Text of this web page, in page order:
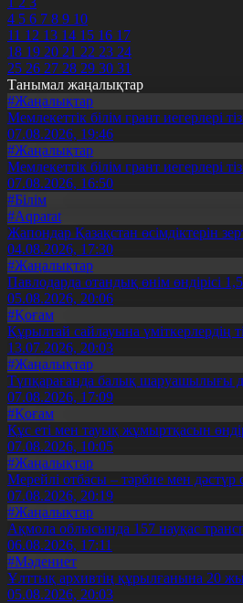
4 5 6 7 8 9 10
11 12 13 14 15 16 17
18 19 20 21 22 23 24
25 26 27 28 29 30 31
Танымал жаңалықтар
#Жаңалықтар
Мемлекеттік білім грант иегерлері
07.08.2026, 19:46
#Жаңалықтар
Мемлекеттік білім грант иегерлері
07.08.2026, 16:50
#Білім
#Aqparat
Жапондар Қазақстан өсімдіктерін
04.08.2026, 17:30
#Жаңалықтар
Павлодарда отандық өнім өндірісі
05.08.2026, 20:06
#Қоғам
Құрылтай сайлауына үміткерлердің
13.07.2026, 20:03
#Жаңалықтар
Түпқарағанда балық шаруашылығы
07.08.2026, 17:09
#Қоғам
Құс еті мен тауық жұмыртқасын
07.08.2026, 10:05
#Жаңалықтар
Мерейлі отбасы – тәрбие мен дәстүр
07.08.2026, 20:19
#Жаңалықтар
Ақмола облысында 157 науқас
06.08.2026, 17:11
#Мәдениет
Ұлттық архивтің құрылғанына 20
05.08.2026, 20:03